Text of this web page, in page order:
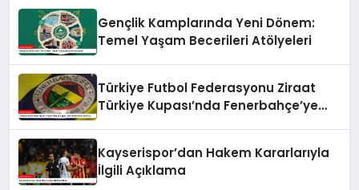
Gençlik Kamplarında Yeni Dönem:
Temel Yaşam Becerileri Atölyeleri
Türkiye Futbol Federasyonu Ziraat
Türkiye Kupası’nda Fenerbahçe’ye
Kayserispor’dan Hakem Kararlarıyla
İlgili Açıklama